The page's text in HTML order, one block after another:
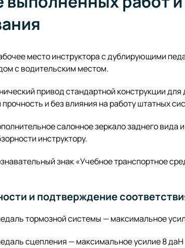
место инструктора с дублирующими
с водительским местом.
привод стандартной конструкции
и без влияния на работу штатных
салонное зеркало заднего вида
инструктору.
знак «Учебное транспортное
и подтверждение
тормозной системы — максимальное
сцепления — максимальное усилие 8